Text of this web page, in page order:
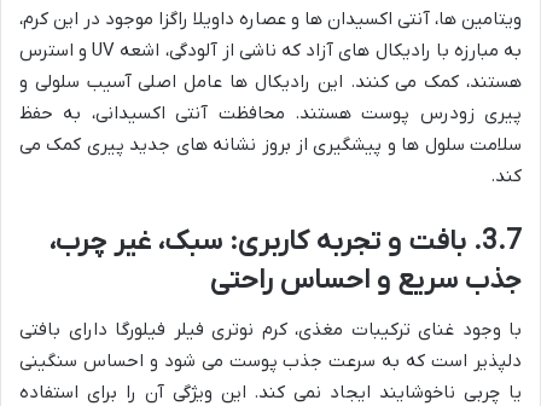
ویتامین ها، آنتی اکسیدان ها و عصاره داویلا راگزا موجود در این کرم،
به مبارزه با رادیکال های آزاد که ناشی از آلودگی، اشعه UV و استرس
هستند، کمک می کنند. این رادیکال ها عامل اصلی آسیب سلولی و
پیری زودرس پوست هستند. محافظت آنتی اکسیدانی، به حفظ
سلامت سلول ها و پیشگیری از بروز نشانه های جدید پیری کمک می
کند.
3.7. بافت و تجربه کاربری: سبک، غیر چرب،
جذب سریع و احساس راحتی
با وجود غنای ترکیبات مغذی، کرم نوتری فیلر فیلورگا دارای بافتی
دلپذیر است که به سرعت جذب پوست می شود و احساس سنگینی
یا چربی ناخوشایند ایجاد نمی کند. این ویژگی آن را برای استفاده